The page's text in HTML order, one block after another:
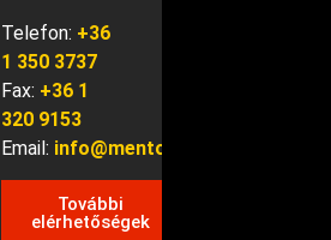
Telefon: +36
1 350 3737
Fax: +36 1
320 9153
Email: info@mentok.hu
További
elérhetőségek